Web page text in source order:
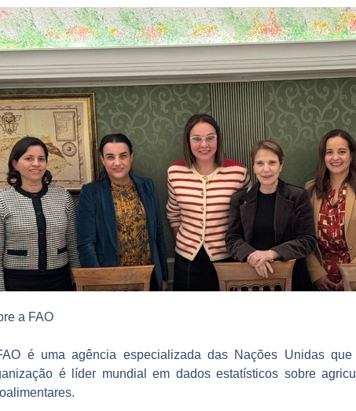
a FAO
é uma agência especializada das Nações Unidas
é líder mundial em dados estatísticos sobre